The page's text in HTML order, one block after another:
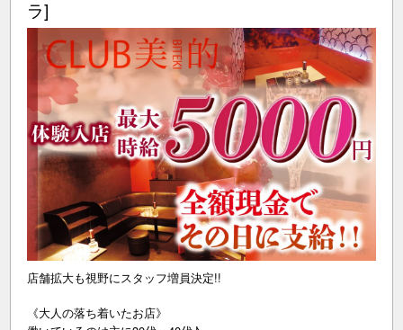
ラ]
店舗拡大も視野にスタッフ増員決定!!
《大人の落ち着いたお店》